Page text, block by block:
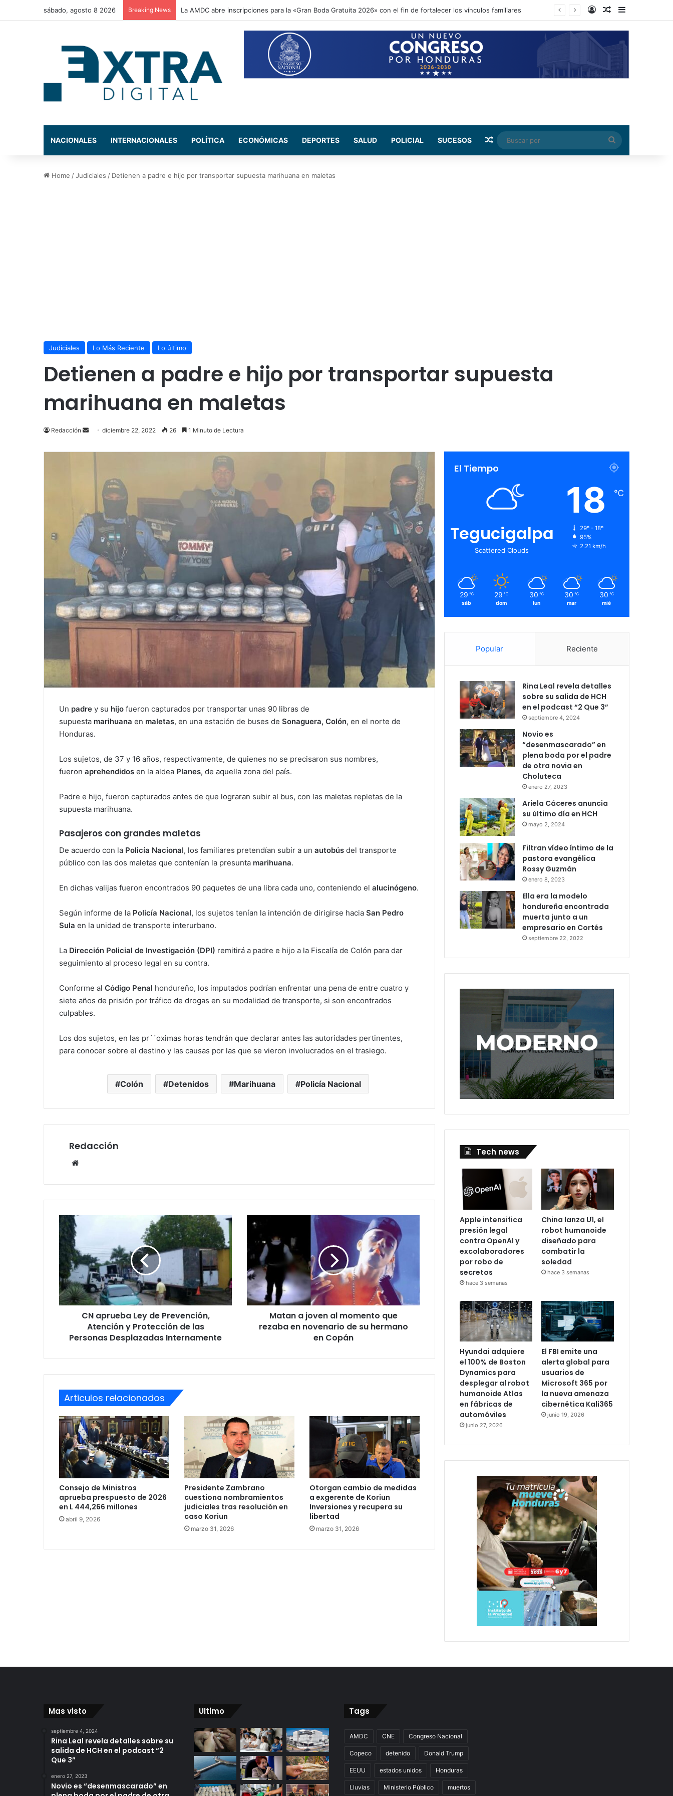
sábado, agosto 8 2026 Breaking News La AMDC abre inscripciones para la «Gran Boda Gratuita 2026» con el fin de fortalecer los vínculos familiares Log InRandom Article
Sidebar
NACIONALES INTERNACIONALES POLÍTICA ECONÓMICAS DEPORTES SALUD POLICIAL SUCESOS Random Article
Buscar
por
Home /Judiciales / Detienen a padre e hijo por transportar supuesta marihuana en maletas
Judiciales Lo Más Reciente Lo último
Detienen a padre e hijo por transportar supuesta
marihuana en maletas
Redacción
Send
email
diciembre 22, 2022 26 1 Minuto de Lectura
Un padre y su hijo fueron capturados por transportar unas 90 libras de
supuesta marihuana en maletas, en una estación de buses de Sonaguera, Colón, en el norte de
Honduras.
Los sujetos, de 37 y 16 años, respectivamente, de quienes no se precisaron sus nombres,
fueron aprehendidos en la aldea Planes, de aquella zona del país.
Padre e hijo, fueron capturados antes de que lograran subir al bus, con las maletas repletas de la
supuesta marihuana.
Pasajeros con grandes maletas
De acuerdo con la Policía Nacional, los familiares pretendían subir a un autobús del transporte
público con las dos maletas que contenían la presunta marihuana.
En dichas valijas fueron encontrados 90 paquetes de una libra cada uno, conteniendo el alucinógeno.
Según informe de la Policía Nacional, los sujetos tenían la intención de dirigirse hacia San Pedro
Sula en la unidad de transporte interurbano.
La Dirección Policial de Investigación (DPI) remitirá a padre e hijo a la Fiscalía de Colón para dar
seguimiento al proceso legal en su contra.
Conforme al Código Penal hondureño, los imputados podrían enfrentar una pena de entre cuatro y
siete años de prisión por tráfico de drogas en su modalidad de transporte, si son encontrados
culpables.
Los dos sujetos, en las pr´´oximas horas tendrán que declarar antes las autoridades pertinentes,
para conocer sobre el destino y las causas por las que se vieron involucrados en el trasiego.
Colón Detenidos Marihuana Policía Nacional
Redacción
CN
aprueba
Ley
de
Prevención,
Atención
y
Protección
de
Desplazadas
CN aprueba Ley de Prevención,
Atención y Protección de las
Personas Desplazadas Internamente
joven
al
momento
que
rezaba
en
novenario
Matan a joven al momento que
rezaba en novenario de su hermano
en Copán
Articulos relacionados
Consejo de Ministros
aprueba prespuesto de 2026
en L 444,266 millones
abril 9, 2026
Presidente Zambrano
cuestiona nombramientos
judiciales tras resolución en
caso Koriun
marzo 31, 2026
Otorgan cambio de medidas
a exgerente de Koriun
Inversiones y recupera su
libertad
marzo 31, 2026
El Tiempo
Tegucigalpa
Scattered Clouds
18 ℃
29º - 18º
95%
2.21 km/h
29 ℃
sáb
29 ℃
dom
30 ℃
lun
30 ℃
mar
30 ℃
mié
Popular Reciente
Rina Leal revela detalles
sobre su salida de HCH
en el podcast “2 Que 3”
septiembre 4, 2024
Novio es
“desenmascarado” en
plena boda por el padre
de otra novia en
Choluteca
enero 27, 2023
Ariela Cáceres anuncia
su último día en HCH
mayo 2, 2024
Filtran vídeo íntimo de la
pastora evangélica
Rossy Guzmán
enero 8, 2023
Ella era la modelo
hondureña encontrada
muerta junto a un
empresario en Cortés
septiembre 22, 2022
Tech news
Apple intensifica
presión legal
contra OpenAI y
excolaboradores
por robo de
secretos
hace 3 semanas
China lanza U1, el
robot humanoide
diseñado para
combatir la
soledad
hace 3 semanas
Hyundai adquiere
el 100% de Boston
Dynamics para
desplegar al robot
humanoide Atlas
en fábricas de
automóviles
junio 27, 2026
El FBI emite una
alerta global para
usuarios de
Microsoft 365 por
la nueva amenaza
cibernética Kali365
junio 19, 2026
Mas visto
septiembre 4, 2024
Rina Leal revela detalles sobre su
salida de HCH en el podcast “2
Que 3”
enero 27, 2023
Novio es “desenmascarado” en
Ultimo Tags
AMDC CNE Congreso Nacional
Copeco detenido Donald Trump
EEUU estados unidos Honduras
Lluvias Ministerio Público muertos